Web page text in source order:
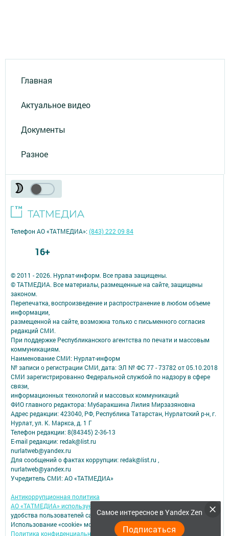
Главная
Актуальное видео
Документы
Разное
Самое интересное в Yandex Zen
Подписаться
© 2011 - 2026. Нурлат-⁠информ. Все права защищены.
© ТАТМЕДИА. Все материалы, размещенные на сайте, защищены
законом.
Перепечатка, воспроизведение и распространение в любом объеме
информации,
размещенной на сайте, возможна только с письменного согласия
редакций СМИ.
При поддержке Республиканского агентства по печати и массовым
коммуникациям.
Наименование СМИ: Нурлат-⁠информ
№ записи о регистрации СМИ, дата: ЭЛ № ФС 77 -⁠ 73782 от 05.10.2018
СМИ зарегистрированно Федеральной службой по надзору в сфере
связи,
информационных технологий и массовых коммуникаций
ФИО главного редактора: Мубаракшина Лилия Мирзазяновна
Адрес редакции: 423040, РФ, Республика Татарстан, Нурлатский р-н, г.
Нурлат, ул. К. Маркса, д. 1 Г
Телефон редакции: 8(84345) 2-36-13
E-mail редакции: redak@list.ru
nurlatweb@yandex.ru
Для сообщений о фактах коррупции: redak@list.ru ,
nurlatweb@yandex.ru
Учредитель СМИ: АО «ТАТМЕДИА»
Антикоррупционная политика
АО «ТАТМЕДИА» использует «cookie»
для персонализации сервисов и
удобства пользователей сайтом.
Использование «cookie» можно отменить в настройках браузера.
Политика конфиденциальности
Телефон АО «ТАТМЕДИА»:(843) 222 09 84
16+